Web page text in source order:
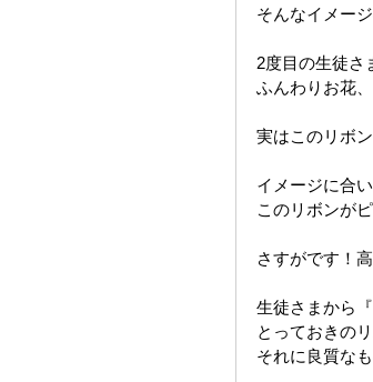
そんなイメー
2度目の生徒さ
ふんわりお花
実はこのリボ
イメージに合
このリボンが
さすがです！
生徒さまから
とっておきの
それに良質な